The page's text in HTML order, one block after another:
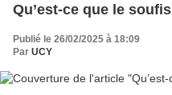
Qu’est-ce que le
Publié le 26/02/2025 à 18:09
Par UCY